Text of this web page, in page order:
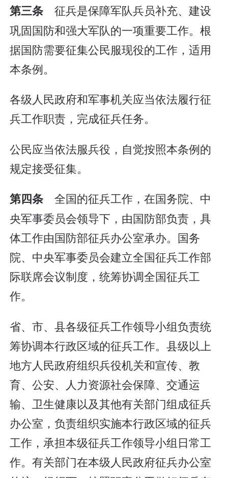
第三条 征兵是保障军队兵员补充、建设
巩固国防和强大军队的一项重要工作。根
据国防需要征集公民服现役的工作，适用
本条例。
各级人民政府和军事机关应当依法履行征
兵工作职责，完成征兵任务。
公民应当依法服兵役，自觉按照本条例的
规定接受征集。
第四条 全国的征兵工作，在国务院、中
央军事委员会领导下，由国防部负责，具
体工作由国防部征兵办公室承办。国务
院、中央军事委员会建立全国征兵工作部
际联席会议制度，统筹协调全国征兵工
作。
省、市、县各级征兵工作领导小组负责统
筹协调本行政区域的征兵工作。县级以上
地方人民政府组织兵役机关和宣传、教
育、公安、人力资源社会保障、交通运
输、卫生健康以及其他有关部门组成征兵
办公室，负责组织实施本行政区域的征兵
工作，承担本级征兵工作领导小组日常工
作。有关部门在本级人民政府征兵办公室